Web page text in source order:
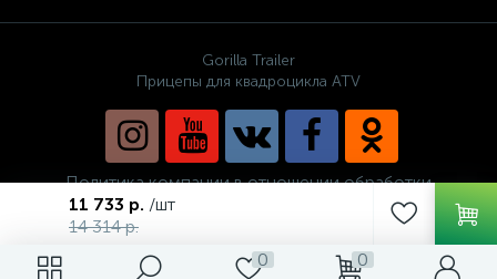
0 0
11 733 р. /шт
14 314 р.
Gorilla Trailer
Прицепы для квадроцикла ATV
Политика компании в отношении обработки
персональных данных